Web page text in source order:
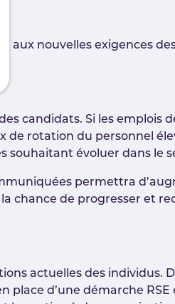
aux nouvelles exigences
candidats. Si les emplois
rotation du personnel
souhaitant évoluer dans le
permettra
chance de progresser et
actuelles des individus.
place d’une démarche RSE